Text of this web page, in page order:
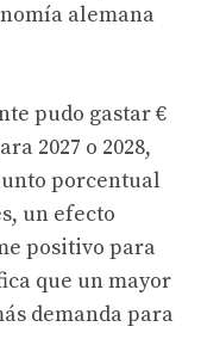
alemana
pudo gastar €
2027 o 2028,
porcentual
un efecto
positivo para
que un mayor
demanda para